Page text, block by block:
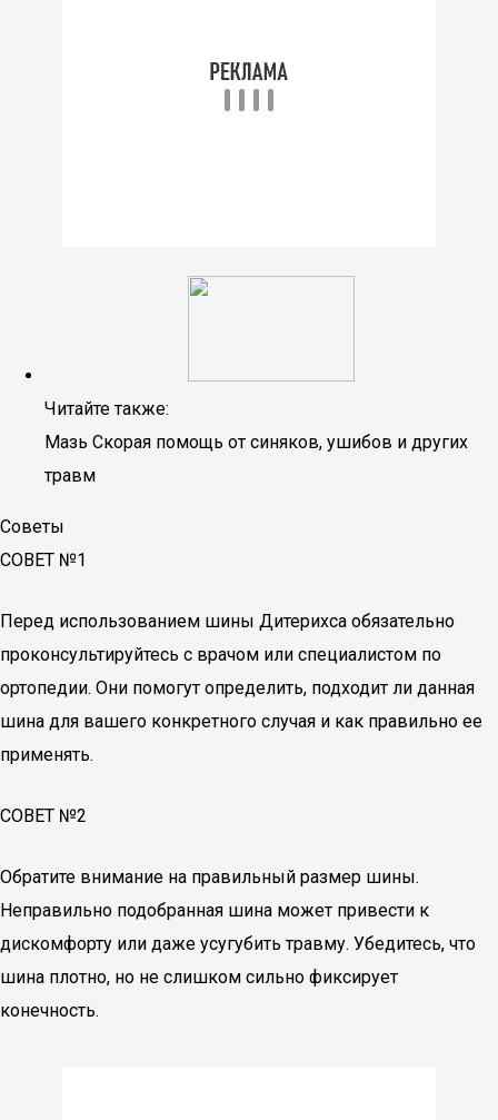
Читайте также:
Мазь Скорая помощь от синяков, ушибов и других
травм
Советы
СОВЕТ №1
Перед использованием шины Дитерихса обязательно
проконсультируйтесь с врачом или специалистом по
ортопедии. Они помогут определить, подходит ли данная
шина для вашего конкретного случая и как правильно ее
применять.
СОВЕТ №2
Обратите внимание на правильный размер шины.
Неправильно подобранная шина может привести к
дискомфорту или даже усугубить травму. Убедитесь, что
шина плотно, но не слишком сильно фиксирует
конечность.